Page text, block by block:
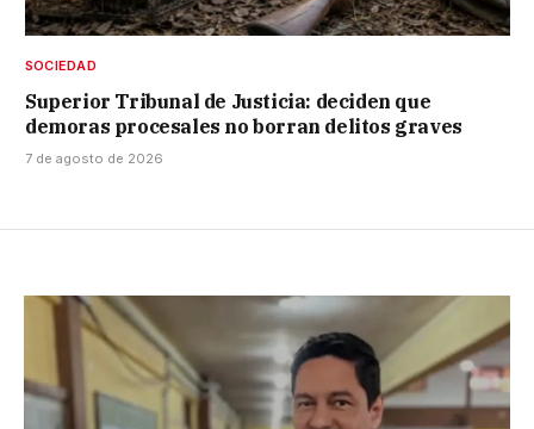
SOCIEDAD
Superior Tribunal de Justicia: deciden que
demoras procesales no borran delitos graves
7 de agosto de 2026